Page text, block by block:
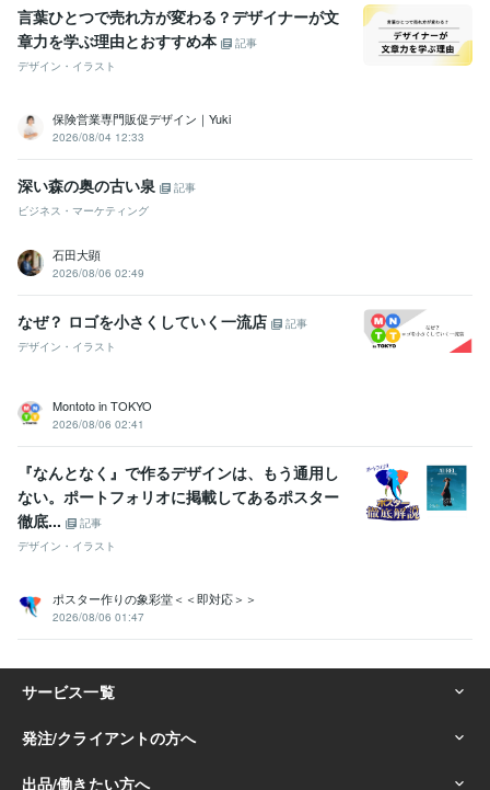
言葉ひとつで売れ方が変わる？デザイナーが文
章力を学ぶ理由とおすすめ本
記事
デザイン・イラスト
保険営業専門販促デザイン｜Yuki
2026/08/04 12:33
深い森の奥の古い泉
記事
ビジネス・マーケティング
石田大顕
2026/08/06 02:49
なぜ？ ロゴを小さくしていく一流店
記事
デザイン・イラスト
Montoto in TOKYO
2026/08/06 02:41
『なんとなく』で作るデザインは、もう通用し
ない。ポートフォリオに掲載してあるポスター
徹底...
記事
デザイン・イラスト
ポスター作りの象彩堂＜＜即対応＞＞
2026/08/06 01:47